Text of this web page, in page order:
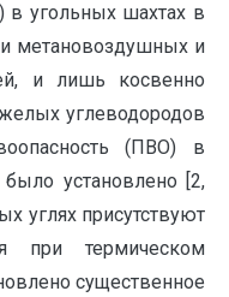
в угольных шахтах в
метановоздушных и
и лишь косвенно
углеводородов
(ПВО) в
установлено [2,
углях присутствуют
термическом
существенное